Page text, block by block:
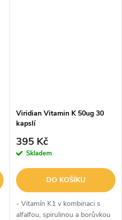
Viridian Vitamin K 50ug 30
kapslí
395 Kč
Skladem
DO KOŠÍKU
- Vitamín K1 v kombinaci s
alfalfou, spirulinou a borůvkou